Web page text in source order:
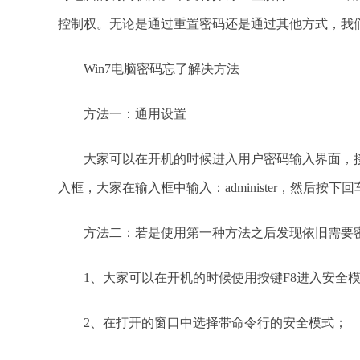
控制权。无论是通过重置密码还是通过其他方式，
Win7电脑密码忘了解决方法
方法一：通用设置
大家可以在开机的时候进入用户密码输入界面，
入框，大家在输入框中输入：administer，然后按下
方法二：若是使用第一种方法之后发现依旧需要
1、大家可以在开机的时候使用按键F8进入安全
2、在打开的窗口中选择带命令行的安全模式；